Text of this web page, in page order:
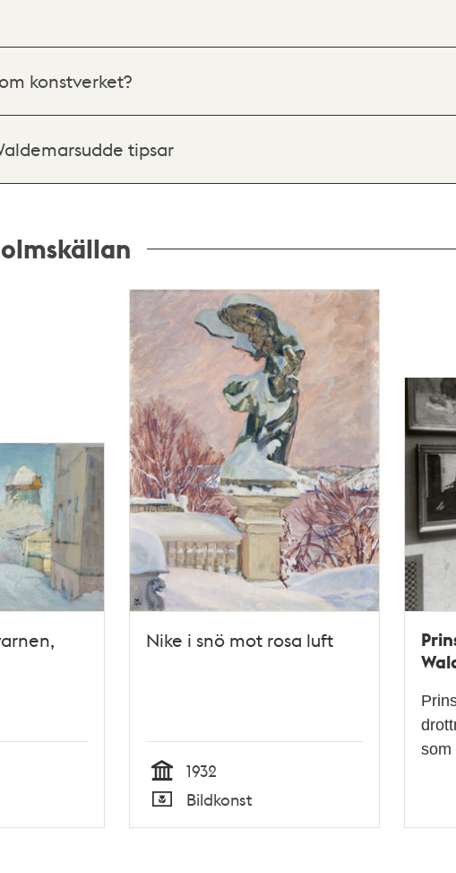
konstverket?
tipsar
Nike i snö mot rosa luft
Tid
1932
Typ
Bildkonst
som